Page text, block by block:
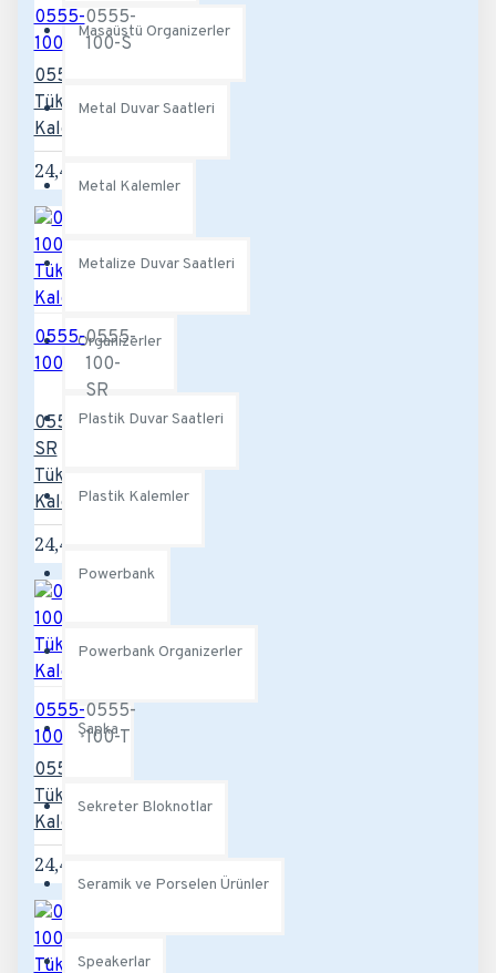
Masaüstü Organizerler
Metal Duvar Saatleri
Metal Kalemler
Metalize Duvar Saatleri
Organizerler
Plastik Duvar Saatleri
Plastik Kalemler
Powerbank
Powerbank Organizerler
Şapka
Sekreter Bloknotlar
Seramik ve Porselen Ürünler
Speakerlar
0555-
100
0555-
100-S
0555-100-S
Tükenmez
Kalem
24,48TL
0555-
100
0555-
100-
SR
0555-100-
SR
Tükenmez
Kalem
24,48TL
0555-
100
0555-
100-T
0555-100-T
Tükenmez
Kalem
24,48TL